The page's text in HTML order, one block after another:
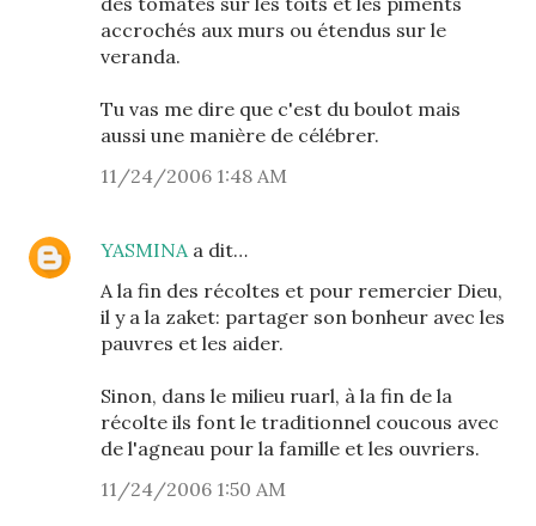
accrochés aux murs ou étendus sur le
veranda.
Tu vas me dire que c'est du boulot mais
aussi une manière de célébrer.
11/24/2006 1:48 AM
YASMINAa dit…
A la fin des récoltes et pour remercier Dieu,
il y a la zaket: partager son bonheur avec les
pauvres et les aider.
Sinon, dans le milieu ruarl, à la fin de la
récolte ils font le traditionnel coucous avec
de l'agneau pour la famille et les ouvriers.
11/24/2006 1:50 AM